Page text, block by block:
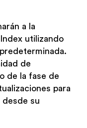
a la
utilizando
de
de la fase de
para
desde su